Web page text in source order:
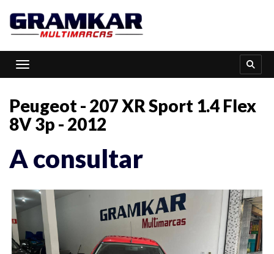
Toggle navigation
Peugeot - 207 XR Sport 1.4 Flex
8V 3p - 2012
A consultar